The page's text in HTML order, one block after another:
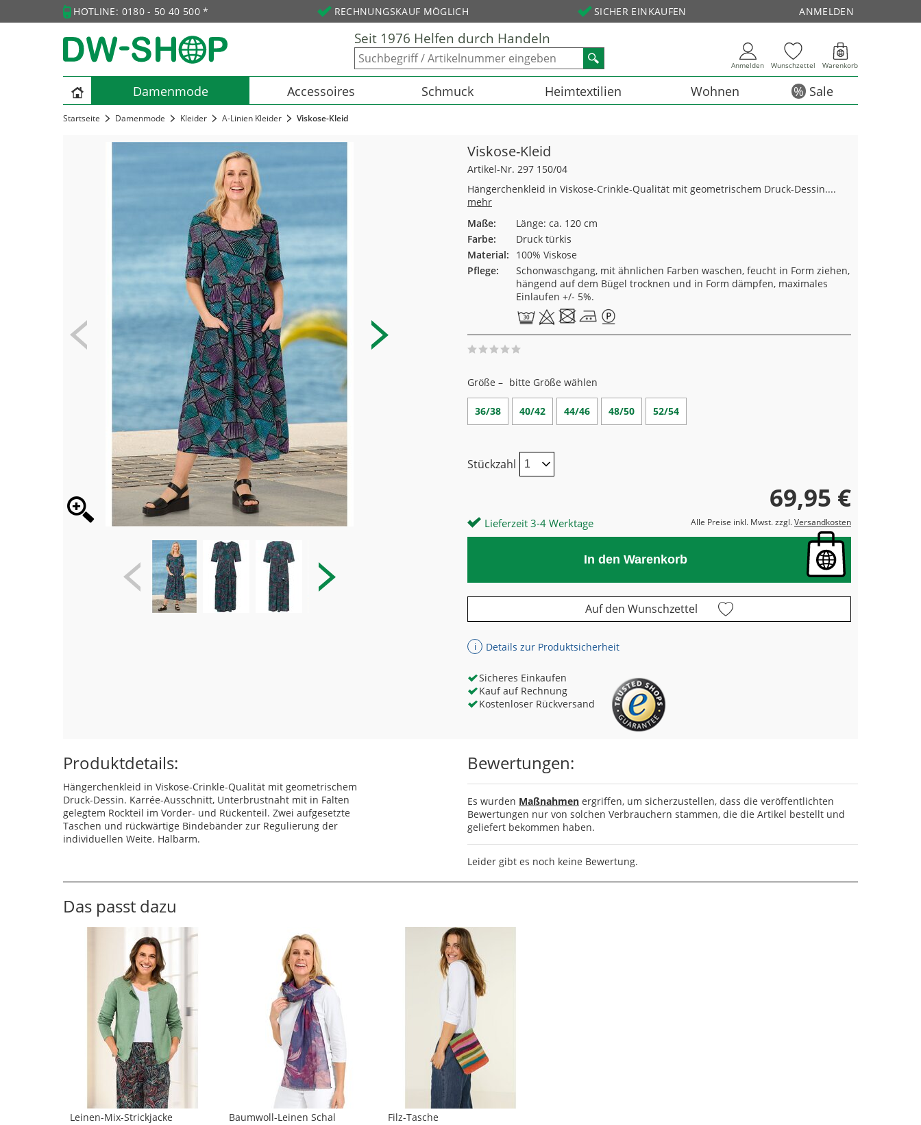
HOTLINE: 0180 - 50 40 500 * RECHNUNGSKAUF MÖGLICH SICHER EINKAUFEN ANMELDEN
Seit 1976 Helfen durch Handeln
Anmelden Wunschzettel Warenkorb
Damenmode Accessoires Schmuck Heimtextilien Wohnen Sale
Startseite Damenmode Kleider A-Linien Kleider Viskose-Kleid
Viskose-Kleid
Artikel-Nr. 297 150/04
Hängerchenkleid in Viskose-Crinkle-Qualität mit geometrischem Druck-Dessin....
mehr
Größe – bitte Größe wählen
36/38 40/42 44/46 48/50 52/54
Stückzahl
69,95 €
Alle Preise inkl. Mwst. zzgl.Versandkosten
Lieferzeit 3-4 Werktage
In den Warenkorb
Auf den Wunschzettel
ℹ Details zur Produktsicherheit
Sicheres Einkaufen
Kauf auf Rechnung
Kostenloser Rückversand
Maße:
Länge: ca. 120 cm
Farbe:
Druck türkis
Material:
100% Viskose
Pflege:
Schonwaschgang, mit ähnlichen Farben waschen, feucht in Form ziehen,
hängend auf dem Bügel trocknen und in Form dämpfen, maximales
Einlaufen +/- 5%.
Produktdetails:
Hängerchenkleid in Viskose-Crinkle-Qualität mit geometrischem
Druck-Dessin. Karrée-Ausschnitt, Unterbrustnaht mit in Falten
gelegtem Rockteil im Vorder- und Rückenteil. Zwei aufgesetzte
Taschen und rückwärtige Bindebänder zur Regulierung der
individuellen Weite. Halbarm.
Bewertungen:
Es wurden Maßnahmen ergriffen, um sicherzustellen, dass die veröffentlichten
Bewertungen nur von solchen Verbrauchern stammen, die die Artikel bestellt und
geliefert bekommen haben.
Leider gibt es noch keine Bewertung.
Das passt dazu
Leinen-Mix-Strickjacke Baumwoll-Leinen Schal Filz-Tasche